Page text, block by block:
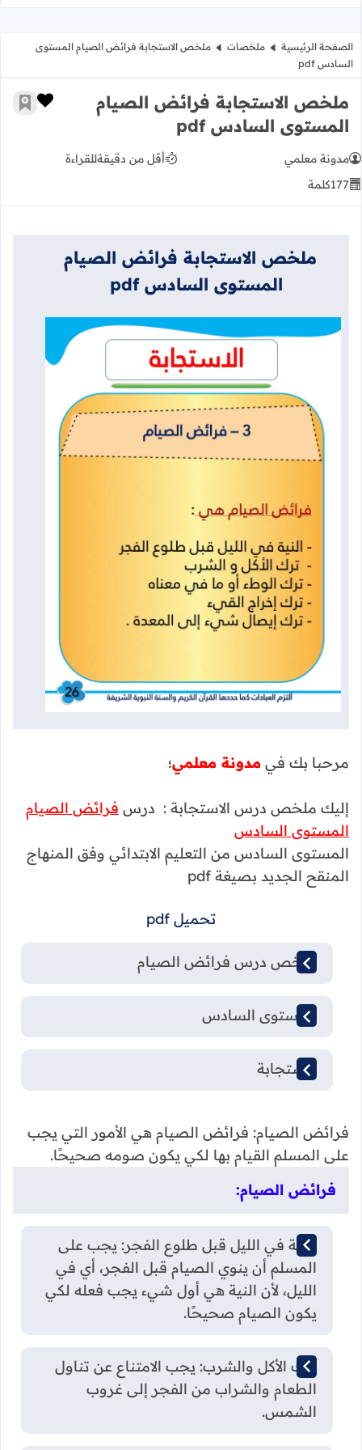
الصفحة الرئيسية ملخصات
ملخص الاستجابة فرائض الصيام المستوى
السادس pdf
ملخص الاستجابة فرائض الصيام
المستوى السادس pdf
زر
أضف
مدونة معلمي أقل من دقيقةللقراءة
177كلمة
ملخص الاستجابة فرائض الصيام
المستوى السادس pdf
مرحبا بك في مدونة معلمي؛
إليك ملخص درس الاستجابة : درس فرائض الصيام
المستوى السادس
المستوى السادس من التعليم الابتدائي وفق المنهاج
المنقح الجديد بصيغة pdf
تحميل pdf
ملخص درس فرائض الصيام
المستوى السادس
الاستجابة
فرائض الصيام: فرائض الصيام هي الأمور التي يجب
على المسلم القيام بها لكي يكون صومه صحيحًا.
فرائض الصيام:
النية في الليل قبل طلوع الفجر: يجب على
المسلم أن ينوي الصيام قبل الفجر، أي في
الليل، لأن النية هي أول شيء يجب فعله لكي
يكون الصيام صحيحًا.
ترك الأكل والشرب: يجب الامتناع عن تناول
الطعام والشراب من الفجر إلى غروب
الشمس.